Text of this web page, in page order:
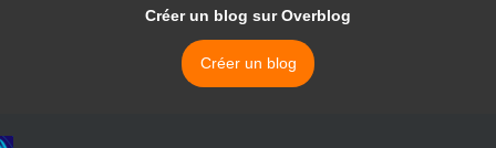
Créer un blog sur Overblog
Créer un blog